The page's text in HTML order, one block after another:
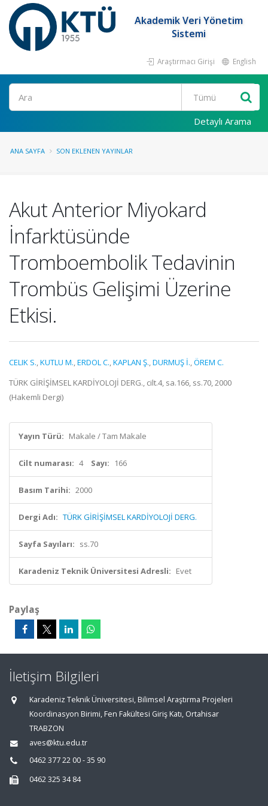
Akademik Veri Yönetim
Sistemi
Araştırmacı Girişi English
Ara
Detaylı Arama
ANA SAYFA SON EKLENEN YAYINLAR
Akut Anterior Miyokard
İnfarktüsünde
Tromboembolik Tedavinin
Trombüs Gelişimi Üzerine
Etkisi.
CELIK S.,KUTLU M.,ERDOL C.,KAPLAN Ş.,DURMUŞ İ.,ÖREM C.
TÜRK GİRİŞİMSEL KARDİYOLOJİ DERG., cilt.4, sa.166, ss.70, 2000
(Hakemli Dergi)
Yayın Türü: Makale / Tam Makale
Cilt numarası: 4 Sayı: 166
Basım Tarihi: 2000
Dergi Adı: TÜRK GİRİŞİMSEL KARDİYOLOJİ DERG.
Sayfa Sayıları: ss.70
Karadeniz Teknik Üniversitesi Adresli: Evet
Paylaş
İletişim Bilgileri
Karadeniz Teknik Üniversitesi, Bilimsel Araştırma Projeleri
Koordinasyon Birimi, Fen Fakültesi Giriş Katı, Ortahisar
TRABZON
aves@ktu.edu.tr
0462 377 22 00 - 35 90
0462 325 34 84